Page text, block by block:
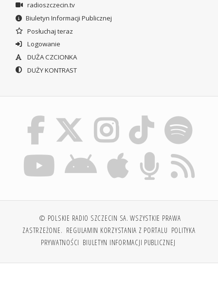
radioszczecin.tv
Biuletyn Informacji Publicznej
Posłuchaj teraz
Logowanie
DUŻA CZCIONKA
DUŻY KONTRAST
© POLSKIE RADIO SZCZECIN SA. WSZYSTKIE PRAWA
ZASTRZEŻONE. REGULAMIN KORZYSTANIA Z PORTALU POLITYKA
PRYWATNOŚCI BIULETYN INFORMACJI PUBLICZNEJ